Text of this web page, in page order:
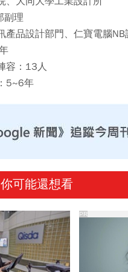
副理
產品設計部門、仁寶電腦NB
容：13人
5~6年
你可能還想看
PR